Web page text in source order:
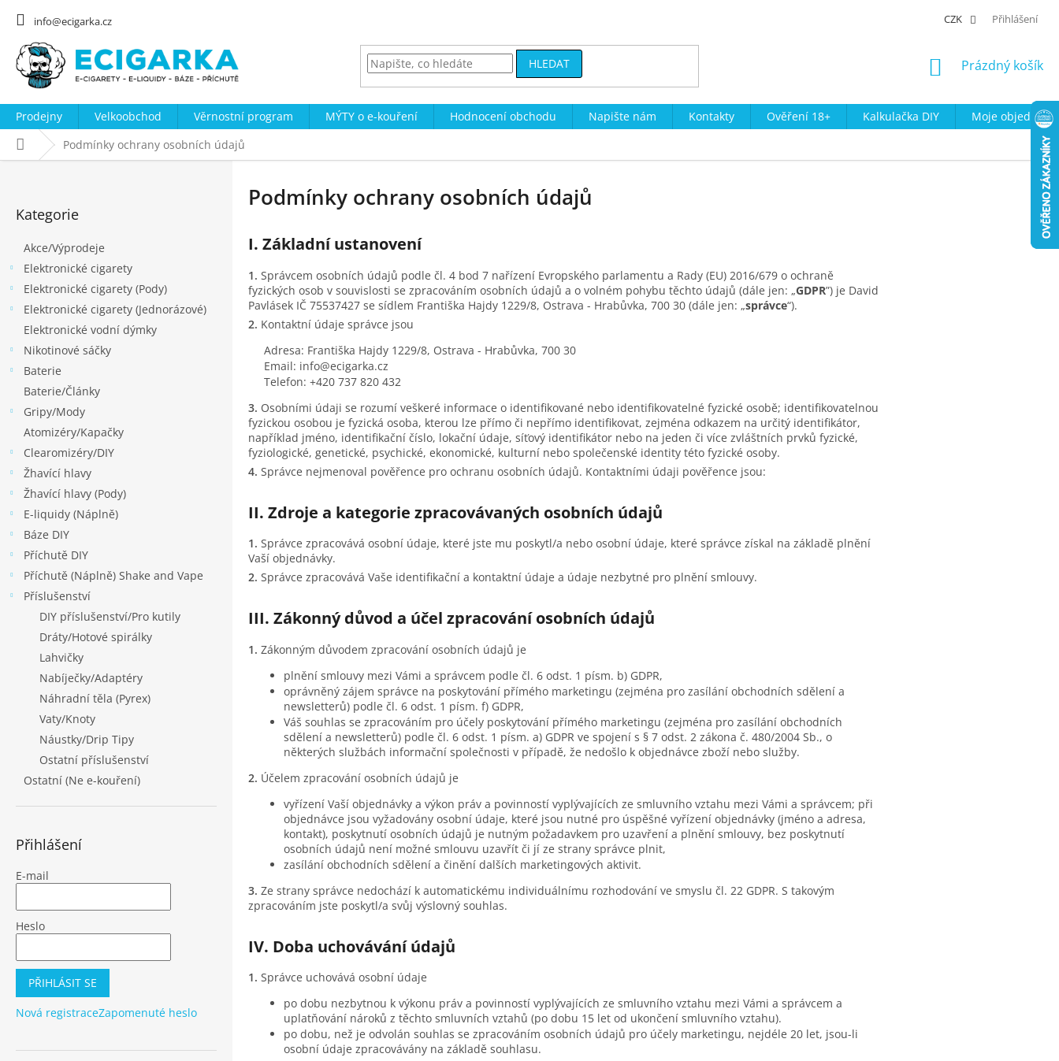
info@ecigarka.cz CZK Přihlášení
HLEDAT
NÁKUPNÍ
Prázdný košík
Prodejny Velkoobchod Věrnostní program MÝTY o e-kouření Hodnocení obchodu Napište nám Kontakty Ověření 18+ Kalkulačka DIY
Moje
Domů Podmínky ochrany osobních údajů
kategorie
Kategorie
Akce/Výprodeje
Elektronické cigarety
Elektronické cigarety (Pody)
Elektronické cigarety (Jednorázové)
Elektronické vodní dýmky
Nikotinové sáčky
Baterie
Baterie/Články
Gripy/Mody
Atomizéry/Kapačky
Clearomizéry/DIY
Žhavící hlavy
Žhavící hlavy (Pody)
E-liquidy (Náplně)
Báze DIY
Příchutě DIY
Příchutě (Náplně) Shake and Vape
Příslušenství
DIY příslušenství/Pro kutily
Dráty/Hotové spirálky
Lahvičky
Nabíječky/Adaptéry
Náhradní těla (Pyrex)
Vaty/Knoty
Náustky/Drip Tipy
Ostatní příslušenství
Ostatní (Ne e-kouření)
Přihlášení
E-mail
Heslo
PŘIHLÁSIT SE
Nová registraceZapomenuté heslo
Podmínky ochrany osobních údajů
I. Základní ustanovení
Správcem osobních údajů podle čl. 4 bod 7 nařízení Evropského parlamentu a Rady (EU) 2016/679 o ochraně
fyzických osob v souvislosti se zpracováním osobních údajů a o volném pohybu těchto údajů (dále jen: „GDPR”) je David
Pavlásek IČ 75537427 se sídlem Františka Hajdy 1229/8, Ostrava - Hrabůvka, 700 30 (dále jen: „správce“).
Kontaktní údaje správce jsou
Adresa: Františka Hajdy 1229/8, Ostrava - Hrabůvka, 700 30
Email: info@ecigarka.cz
Telefon: +420 737 820 432
Osobními údaji se rozumí veškeré informace o identifikované nebo identifikovatelné fyzické osobě; identifikovatelnou
fyzickou osobou je fyzická osoba, kterou lze přímo či nepřímo identifikovat, zejména odkazem na určitý identifikátor,
například jméno, identifikační číslo, lokační údaje, síťový identifikátor nebo na jeden či více zvláštních prvků fyzické,
fyziologické, genetické, psychické, ekonomické, kulturní nebo společenské identity této fyzické osoby.
Správce nejmenoval pověřence pro ochranu osobních údajů. Kontaktními údaji pověřence jsou:
II. Zdroje a kategorie zpracovávaných osobních údajů
Správce zpracovává osobní údaje, které jste mu poskytl/a nebo osobní údaje, které správce získal na základě plnění
Vaší objednávky.
Správce zpracovává Vaše identifikační a kontaktní údaje a údaje nezbytné pro plnění smlouvy.
III. Zákonný důvod a účel zpracování osobních údajů
Zákonným důvodem zpracování osobních údajů je
plnění smlouvy mezi Vámi a správcem podle čl. 6 odst. 1 písm. b) GDPR,
oprávněný zájem správce na poskytování přímého marketingu (zejména pro zasílání obchodních sdělení a
newsletterů) podle čl. 6 odst. 1 písm. f) GDPR,
Váš souhlas se zpracováním pro účely poskytování přímého marketingu (zejména pro zasílání obchodních
sdělení a newsletterů) podle čl. 6 odst. 1 písm. a) GDPR ve spojení s § 7 odst. 2 zákona č. 480/2004 Sb., o
některých službách informační společnosti v případě, že nedošlo k objednávce zboží nebo služby.
Účelem zpracování osobních údajů je
vyřízení Vaší objednávky a výkon práv a povinností vyplývajících ze smluvního vztahu mezi Vámi a správcem; při
objednávce jsou vyžadovány osobní údaje, které jsou nutné pro úspěšné vyřízení objednávky (jméno a adresa,
kontakt), poskytnutí osobních údajů je nutným požadavkem pro uzavření a plnění smlouvy, bez poskytnutí
osobních údajů není možné smlouvu uzavřít či jí ze strany správce plnit,
zasílání obchodních sdělení a činění dalších marketingových aktivit.
Ze strany správce nedochází k automatickému individuálnímu rozhodování ve smyslu čl. 22 GDPR. S takovým
zpracováním jste poskytl/a svůj výslovný souhlas.
IV. Doba uchovávání údajů
Správce uchovává osobní údaje
po dobu nezbytnou k výkonu práv a povinností vyplývajících ze smluvního vztahu mezi Vámi a správcem a
uplatňování nároků z těchto smluvních vztahů (po dobu 15 let od ukončení smluvního vztahu).
po dobu, než je odvolán souhlas se zpracováním osobních údajů pro účely marketingu, nejdéle 20 let, jsou-li
osobní údaje zpracovávány na základě souhlasu.